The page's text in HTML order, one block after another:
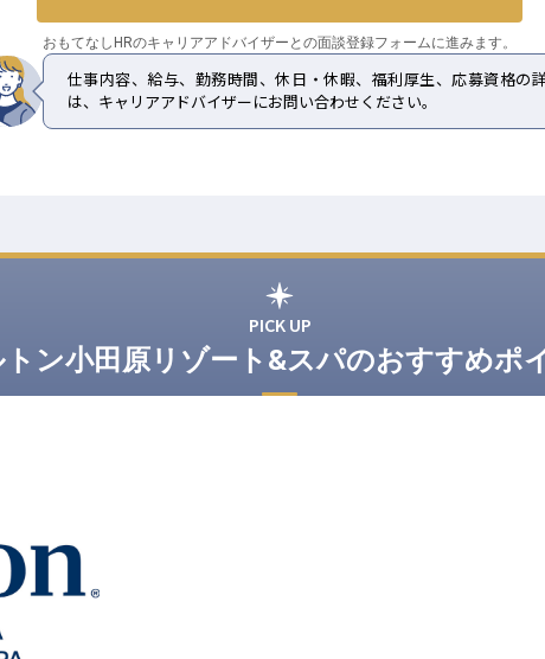
おもてなしHRのキャリアアドバイザーとの面談登録フォームに進みます。
仕事内容、給与、勤務時間、休日・休暇、福利厚生、応募資格の
は、キャリアアドバイザーにお問い合わせください。
PICK UP
トン小田原リゾート&スパのおすすめポ